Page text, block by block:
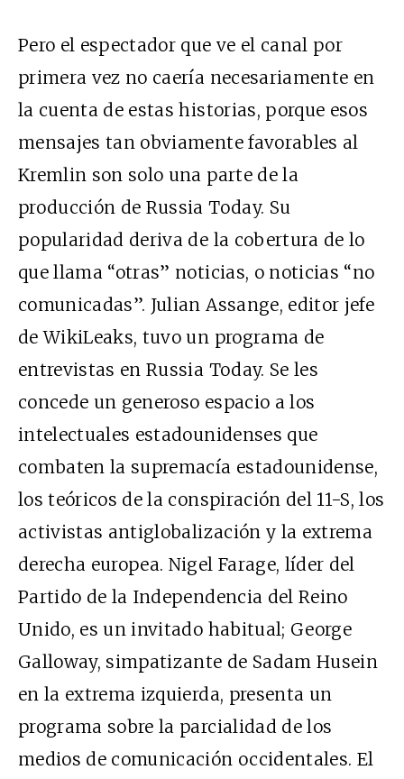
Pero el espectador que ve el canal por
primera vez no caería necesariamente en
la cuenta de estas historias, porque esos
mensajes tan obviamente favorables al
Kremlin son solo una parte de la
producción de Russia Today. Su
popularidad deriva de la cobertura de lo
que llama “otras” noticias, o noticias “no
comunicadas”. Julian Assange, editor jefe
de WikiLeaks, tuvo un programa de
entrevistas en Russia Today. Se les
concede un generoso espacio a los
intelectuales estadounidenses que
combaten la supremacía estadounidense,
los teóricos de la conspiración del 11-S, los
activistas antiglobalización y la extrema
derecha europea. Nigel Farage, líder del
Partido de la Independencia del Reino
Unido, es un invitado habitual; George
Galloway, simpatizante de Sadam Husein
en la extrema izquierda, presenta un
programa sobre la parcialidad de los
medios de comunicación occidentales. El